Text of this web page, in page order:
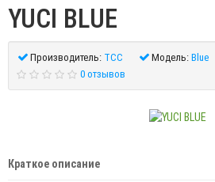
YUCI BLUE
Производитель: TCC Модель: Blue
0 отзывов
Краткое описание